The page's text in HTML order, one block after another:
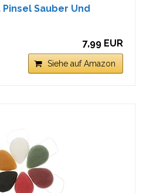
Sauber Und
7,99 EUR
Siehe auf Amazon